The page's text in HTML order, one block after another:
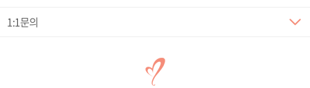
1:1문의